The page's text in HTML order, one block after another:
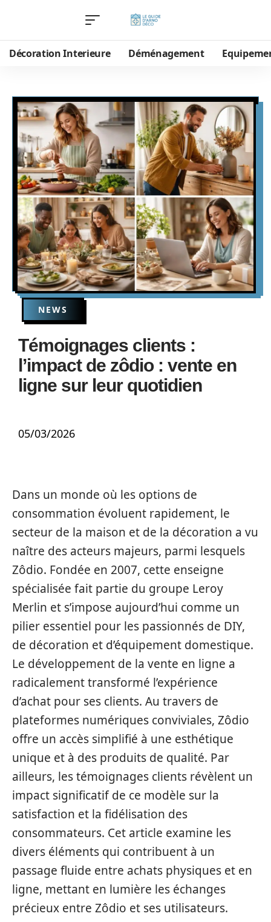
Décoration Interieure Déménagement
NEWS
Témoignages clients :
l’impact de zôdio : vente en
ligne sur leur quotidien
05/03/2026
Dans un monde où les options de
consommation évoluent rapidement, le
secteur de la maison et de la décoration a vu
naître des acteurs majeurs, parmi lesquels
Zôdio. Fondée en 2007, cette enseigne
spécialisée fait partie du groupe Leroy
Merlin et s’impose aujourd’hui comme un
pilier essentiel pour les passionnés de DIY,
de décoration et d’équipement domestique.
Le développement de la vente en ligne a
radicalement transformé l’expérience
d’achat pour ses clients. Au travers de
plateformes numériques conviviales, Zôdio
offre un accès simplifié à une esthétique
unique et à des produits de qualité. Par
ailleurs, les témoignages clients révèlent un
impact significatif de ce modèle sur la
satisfaction et la fidélisation des
consommateurs. Cet article examine les
divers éléments qui contribuent à un
passage fluide entre achats physiques et en
ligne, mettant en lumière les échanges
précieux entre Zôdio et ses utilisateurs.